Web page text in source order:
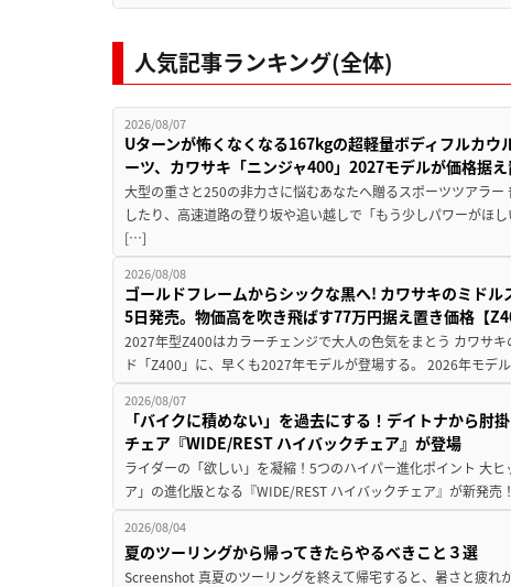
人気記事ランキング(全体)
2026/08/07
Uターンが怖くなくなる167kgの超軽量ボディフルカ
ーツ、カワサキ「ニンジャ400」2027モデルが価格据
大型の重さと250の非力さに悩むあなたへ贈るスポーツツアラ
したり、高速道路の登り坂や追い越しで「もう少しパワーがほ
[…]
2026/08/08
ゴールドフレームからシックな黒へ! カワサキのミド
5日発売。物価高を吹き飛ばす77万円据え置き価格【
2027年型Z400はカラーチェンジで大人の色気をまとう カワサ
ド「Z400」に、早くも2027年モデルが登場する。 2026年モデ
2026/08/07
「バイクに積めない」を過去にする！デイトナから肘
チェア『WIDE/REST ハイバックチェア』が登場
ライダーの「欲しい」を凝縮！5つのハイパー進化ポイント 大
ア」の進化版となる『WIDE/REST ハイバックチェア』が新発
2026/08/04
夏のツーリングから帰ってきたらやるべきこと３選
Screenshot 真夏のツーリングを終えて帰宅すると、暑さと疲れ